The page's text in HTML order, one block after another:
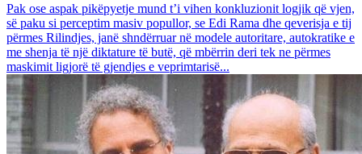
Pak ose aspak pikëpyetje mund t’i vihen konkluzionit logjik që vjen,
së paku si perceptim masiv popullor, se Edi Rama dhe qeverisja e tij
përmes Rilindjes, janë shndërruar në modele autoritare, autokratike e
me shenja të një diktature të butë, që mbërrin deri tek ne përmes
maskimit ligjorë të gjendjes e veprimtarisë...